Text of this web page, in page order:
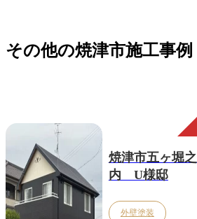
その他の焼津市施工事例
焼津市五ヶ堀之
内 U様邸
外壁塗装